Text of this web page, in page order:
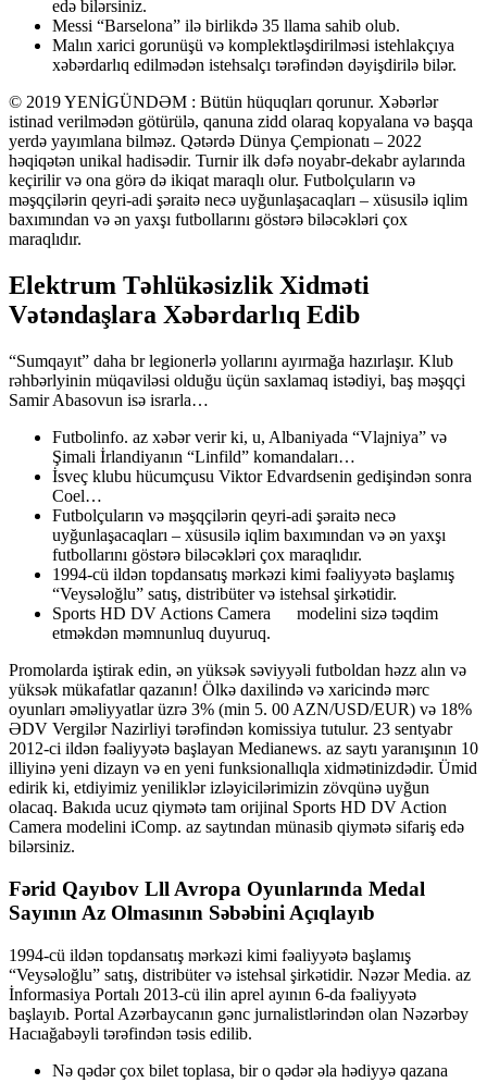
edə bilərsiniz.
Messi “Barselona” ilə birlikdə 35 llama sahib olub.
Malın xarici gorunüşü və komplektləşdirilməsi istehlakçıya
xəbərdarlıq edilmədən istehsalçı tərəfindən dəyişdirilə bilər.
© 2019 YENİGÜNDƏM : Bütün hüquqları qorunur. Xəbərlər
istinad verilmədən götürülə, qanuna zidd olaraq kopyalana və başqa
yerdə yayımlana bilməz. Qətərdə Dünya Çempionatı – 2022
həqiqətən unikal hadisədir. Turnir ilk dəfə noyabr-dekabr aylarında
keçirilir və ona görə də ikiqat maraqlı olur. Futbolçuların və
məşqçilərin qeyri-adi şəraitə necə uyğunlaşacaqları – xüsusilə iqlim
baxımından və ən yaxşı futbollarını göstərə biləcəkləri çox
maraqlıdır.
Elektrum Təhlükəsizlik Xidməti
Vətəndaşlara Xəbərdarlıq Edib
“Sumqayıt” daha br legionerlə yollarını ayırmağa hazırlaşır. Klub
rəhbərlyinin müqaviləsi olduğu üçün saxlamaq istədiyi, baş məşqçi
Samir Abasovun isə israrla…
Futbolinfo. az xəbər verir ki, u, Albaniyada “Vlajniya” və
Şimali İrlandiyanın “Linfild” komandaları…
İsveç klubu hücumçusu Viktor Edvardsenin gedişindən sonra
Coel…
Futbolçuların və məşqçilərin qeyri-adi şəraitə necə
uyğunlaşacaqları – xüsusilə iqlim baxımından və ən yaxşı
futbollarını göstərə biləcəkləri çox maraqlıdır.
1994-cü ildən topdansatış mərkəzi kimi fəaliyyətə başlamış
“Veysəloğlu” satış, distribüter və istehsal şirkətidir.
Sports HD DV Actions Camera modelini sizə təqdim
etməkdən məmnunluq duyuruq.
Promolarda iştirak edin, ən yüksək səviyyəli futboldan həzz alın və
yüksək mükafatlar qazanın! Ölkə daxilində və xaricində mərc
oyunları əməliyyatlar üzrə 3% (min 5. 00 AZN/USD/EUR) və 18%
ƏDV Vergilər Nazirliyi tərəfindən komissiya tutulur. 23 sentyabr
2012-ci ildən fəaliyyətə başlayan Medianews. az saytı yaranışının 10
illiyinə yeni dizayn və en yeni funksionallıqla xidmətinizdədir. Ümid
edirik ki, etdiyimiz yeniliklər izləyicilərimizin zövqünə uyğun
olacaq. Bakıda ucuz qiymətə tam orijinal Sports HD DV Action
Camera modelini iComp. az saytından münasib qiymətə sifariş edə
bilərsiniz.
Fərid Qayıbov Lll Avropa Oyunlarında Medal
Sayının Az Olmasının Səbəbini Açıqlayıb
1994-cü ildən topdansatış mərkəzi kimi fəaliyyətə başlamış
“Veysəloğlu” satış, distribüter və istehsal şirkətidir. Nəzər Media. az
İnformasiya Portalı 2013-cü ilin aprel ayının 6-da fəaliyyətə
başlayıb. Portal Azərbaycanın gənc jurnalistlərindən olan Nəzərbəy
Hacıağabəyli tərəfindən təsis edilib.
Nə qədər çox bilet toplasa, bir o qədər əla hədiyyə qazana